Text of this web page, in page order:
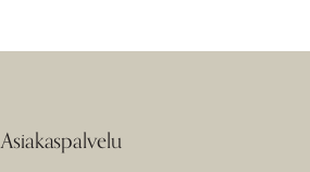
Asiakaspalvelu